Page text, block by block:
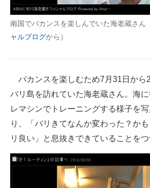
製造業のIT導入・活用を支援
モノづくり技術者専門サイト
電子設計の基本と応用
エネルギーの専門メディア
建設×テクノロジーの最前線
ちょっと気になるネットの話題
南国でバカンスを楽しんでいた海老蔵さん
ャルブログから）
バカンスを楽しむため7月31日から
バリ島を訪れていた海老蔵さん。海
レマシンでトレーニングする様子を
り、「バリきてなんか変わった？か
リ良い」と息抜きできていることをつ